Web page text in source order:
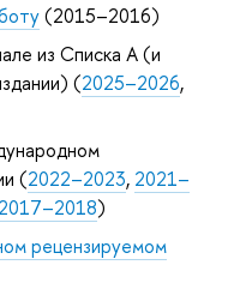
(2015–2016)
из Списка А (и
(2025–2026,
(2022–2023, 2021–
2017–2018)
рецензируемом